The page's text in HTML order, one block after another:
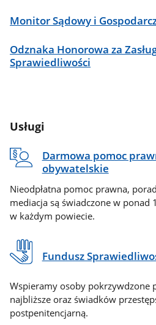
Monitor Sądowy i
Odznaka Honorowa za
Sprawiedliwości
Usługi
Darmowa pomoc
obywatelskie
Nieodpłatna pomoc prawna,
mediacja są świadczone w ponad
w każdym powiecie.
Fundusz
Wspieramy osoby pokrzywdzone
najbliższe oraz świadków
postpenitencjarną.